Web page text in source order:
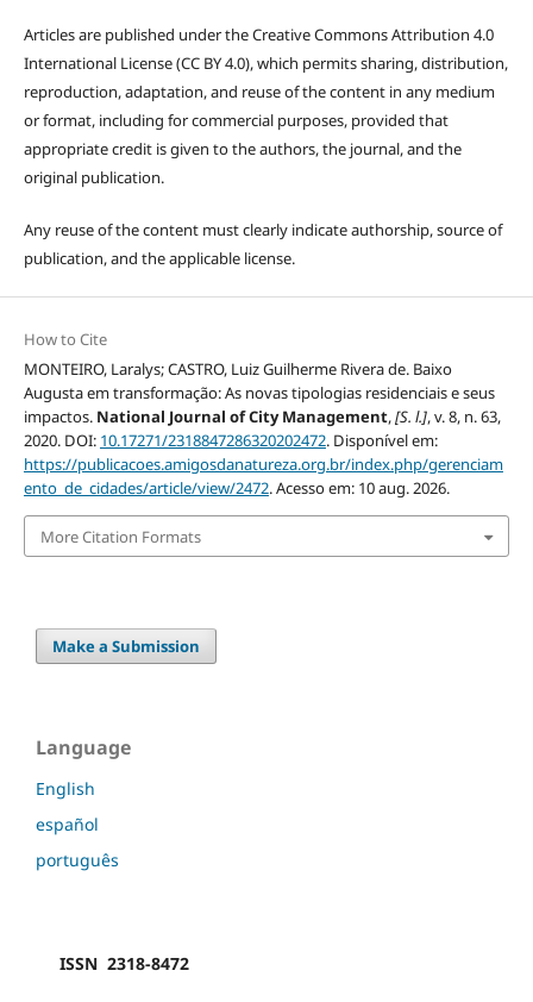
Articles are published under the Creative Commons Attribution 4.0
International License (CC BY 4.0), which permits sharing, distribution,
reproduction, adaptation, and reuse of the content in any medium
or format, including for commercial purposes, provided that
appropriate credit is given to the authors, the journal, and the
original publication.
Any reuse of the content must clearly indicate authorship, source of
publication, and the applicable license.
How to Cite
MONTEIRO, Laralys; CASTRO, Luiz Guilherme Rivera de. Baixo
Augusta em transformação: As novas tipologias residenciais e seus
impactos. National Journal of City Management,[S. l.], v. 8, n. 63,
2020. DOI: 10.17271/2318847286320202472. Disponível em:
https://publicacoes.amigosdanatureza.org.br/index.php/gerenciam
ento_de_cidades/article/view/2472. Acesso em: 10 aug. 2026.
More Citation Formats
Make a Submission
Language
English
español
português
ISSN 2318-8472